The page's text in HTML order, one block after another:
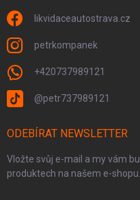
likvidaceautostrava.cz
petrkompanek
+420737989121
@petr737989121
ODEBÍRAT NEWSLETTER
Vložte svůj e-mail a my vám
produktech na našem e-shopu.